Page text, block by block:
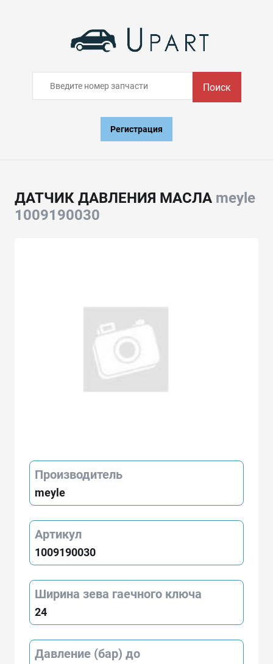
Поиск
Регистрация
ДАТЧИК ДАВЛЕНИЯ МАСЛА meyle
1009190030
Производитель
meyle
Артикул
1009190030
Ширина зева гаечного ключа
24
Давление (бар) до